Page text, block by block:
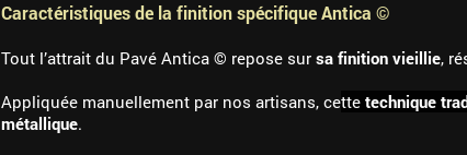
Caractéristiques de la finition spécifique Antica ©
Tout l’attrait du Pavé Antica © repose sur sa finition vieillie,
Appliquée manuellement par nos artisans, cette technique
métallique.